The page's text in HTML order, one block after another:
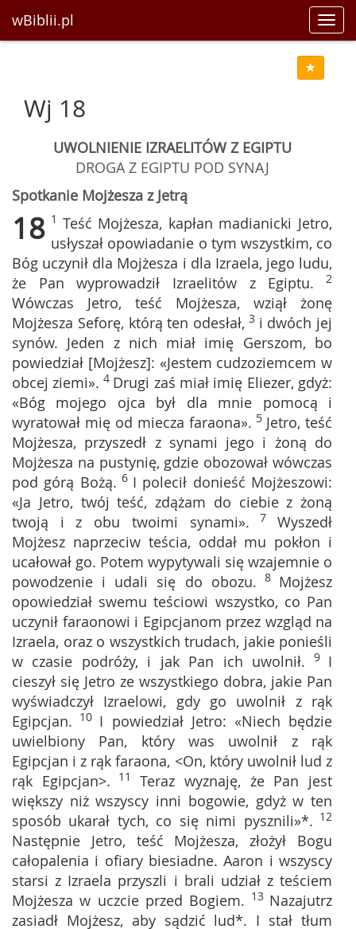
wBiblii.pl
Wj 18
UWOLNIENIE IZRAELITÓW Z EGIPTU
DROGA Z EGIPTU POD SYNAJ
Spotkanie Mojżesza z Jetrą
18 1 Teść Mojżesza, kapłan madianicki Jetro,
usłyszał opowiadanie o tym wszystkim, co
Bóg uczynił dla Mojżesza i dla Izraela, jego ludu,
że Pan wyprowadził Izraelitów z Egiptu. 2
Wówczas Jetro, teść Mojżesza, wziął żonę
Mojżesza Seforę, którą ten odesłał, 3 i dwóch jej
synów. Jeden z nich miał imię Gerszom, bo
powiedział [Mojżesz]: «Jestem cudzoziemcem w
obcej ziemi». 4 Drugi zaś miał imię Eliezer, gdyż:
«Bóg mojego ojca był dla mnie pomocą i
wyratował mię od miecza faraona». 5 Jetro, teść
Mojżesza, przyszedł z synami jego i żoną do
Mojżesza na pustynię, gdzie obozował wówczas
pod górą Bożą. 6 I polecił donieść Mojżeszowi:
«Ja Jetro, twój teść, zdążam do ciebie z żoną
twoją i z obu twoimi synami». 7Wyszedł
Mojżesz naprzeciw teścia, oddał mu pokłon i
ucałował go. Potem wypytywali się wzajemnie o
powodzenie i udali się do obozu. 8 Mojżesz
opowiedział swemu teściowi wszystko, co Pan
uczynił faraonowi i Egipcjanom przez wzgląd na
Izraela, oraz o wszystkich trudach, jakie ponieśli
w czasie podróży, i jak Pan ich uwolnił. 9 I
cieszył się Jetro ze wszystkiego dobra, jakie Pan
wyświadczył Izraelowi, gdy go uwolnił z rąk
Egipcjan. 10 I powiedział Jetro: «Niech będzie
uwielbiony Pan, który was uwolnił z rąk
Egipcjan i z rąk faraona, <On, który uwolnił lud z
rąk Egipcjan>. 11Teraz wyznaję, że Pan jest
większy niż wszyscy inni bogowie, gdyż w ten
sposób ukarał tych, co się nimi pysznili»*. 12
Następnie Jetro, teść Mojżesza, złożył Bogu
całopalenia i ofiary biesiadne. Aaron i wszyscy
starsi z Izraela przyszli i brali udział z teściem
Mojżesza w uczcie przed Bogiem. 13 Nazajutrz
zasiadł Mojżesz, aby sądzić lud*. I stał tłum